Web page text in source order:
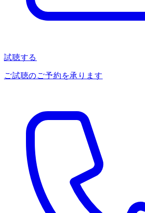
試聴する
ご試聴のご予約を承ります